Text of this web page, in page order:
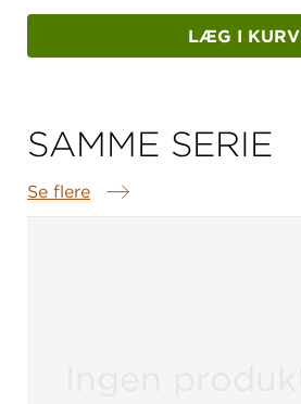
LÆG I KURV
SAMME SERIE
Se flere
Samme serie